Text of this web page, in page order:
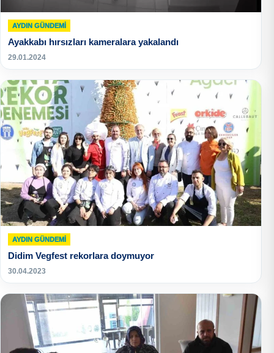
AYDIN GÜNDEMI
Ayakkabı hırsızları kameralara yakalandı
29.01.2024
AYDIN GÜNDEMI
Didim Vegfest rekorlara doymuyor
30.04.2023